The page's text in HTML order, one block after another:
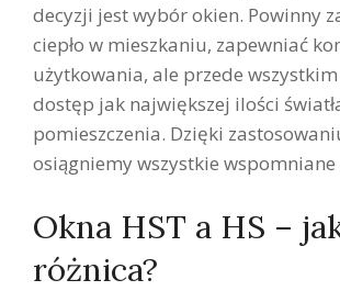
decyzji jest wybór okien. Powinny
ciepło w mieszkaniu, zapewniać
użytkowania, ale przede
dostęp jak największej ilości
pomieszczenia. Dzięki
osiągniemy wszystkie wspomniane
Okna HST a HS –
różnica?